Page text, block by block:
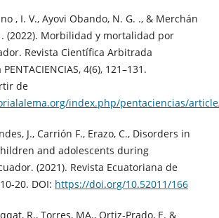
, I. V., Ayovi Obando, N. G. ., & Merchán
(2022). Morbilidad y mortalidad por
Revista Científica Arbitrada
4(6), 121–131.
de
index.php/pentaciencias/
J., Carrión F., Erazo, C., Disorders in
and adolescents during
(2021). Revista Ecuatoriana de
20. DOI: https://doi.org/10.52011/166
R., Torres, MA., Ortiz-Prado, E. &